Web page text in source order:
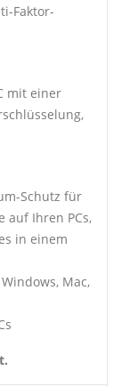
Faktor-
mit einer
Schutz für
auf Ihren PCs,
in einem
Mac,